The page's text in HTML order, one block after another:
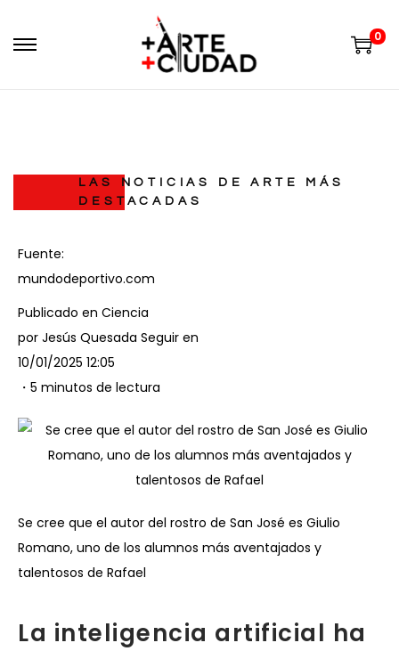
0
LAS NOTICIAS DE ARTE MÁS
DESTACADAS
Fuente:
mundodeportivo.com
Publicado en Ciencia
por Jesús Quesada Seguir en
10/01/2025 12:05
・5 minutos de lectura
Se cree que el autor del rostro de San José es Giulio
Romano, uno de los alumnos más aventajados y
talentosos de Rafael
La inteligencia artificial ha